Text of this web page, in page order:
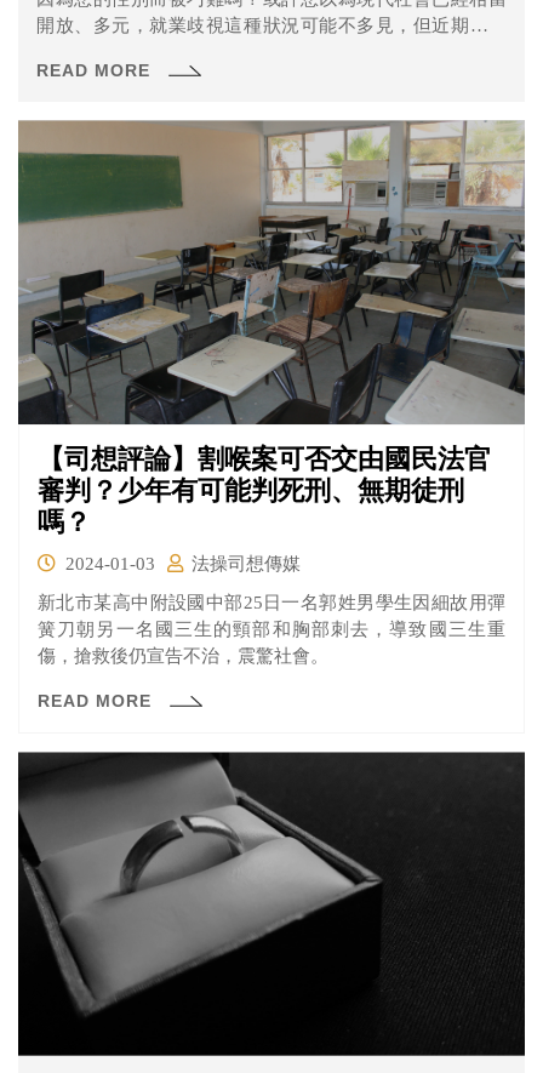
開放、多元，就業歧視這種狀況可能不多見，但近期就有
取。
READ MORE
【司想評論】割喉案可否交由國民法官
審判？少年有可能判死刑、無期徒刑
嗎？
2024-01-03
法操司想傳媒
新北市某高中附設國中部25日一名郭姓男學生因細故用彈
簧刀朝另一名國三生的頸部和胸部刺去，導致國三生重
傷，搶救後仍宣告不治，震驚社會。
READ MORE